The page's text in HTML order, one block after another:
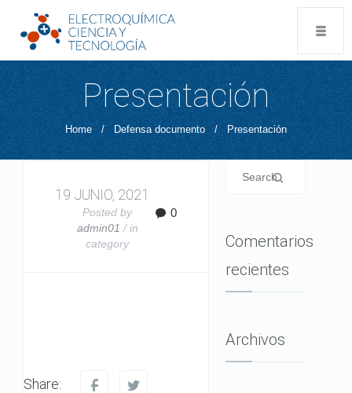
Presentación
Home / Defensa documento / Presentación
19 JUNIO, 2021
Posted by
admin01 / in
category
0
Share:
Comentarios
recientes
Archivos